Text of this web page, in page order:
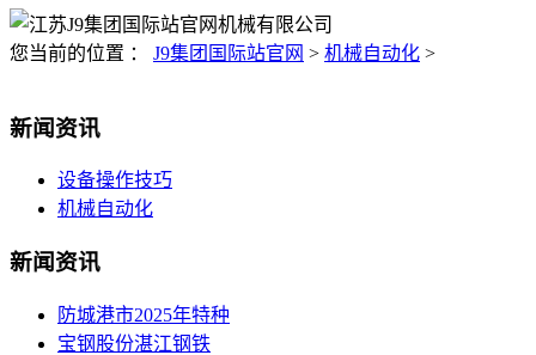
您当前的位置 ： J9集团国际站官网 > 机械自动化 >
新闻资讯
设备操作技巧
机械自动化
新闻资讯
防城港市2025年特种
宝钢股份湛江钢铁